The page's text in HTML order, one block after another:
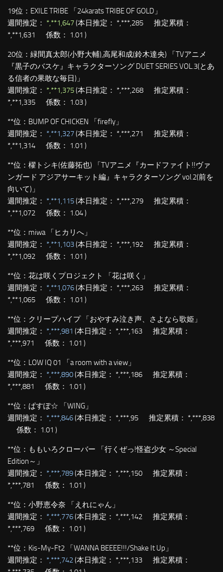
19位： EXILE TRIBE 「24karats TRIBE OF GOLD」
週間推定： *,**1,647(本日推定： *,***,285 推定累積：
*,**1,631 係数： 1.01 )
20位： 緑間真太郎(小野大輔),高尾和成(鈴木達央) 「TVアニメ
『黒子のバスケ』キャラクターソング DUET SERIES VOL.3(とあ
る信者の果敢な毎日)」
週間推定： *,**1,375(本日推定： *,***,268 推定累積：
*,**1,335 係数： 1.03 )
**位： BUMP OF CHICKEN 「firefly」
週間推定： *,**1,327(本日推定： *,***,271 推定累積：
*,**1,314 係数： 1.01 )
**位： 櫂トシキ(佐藤拓也) 「TVアニメ『カードファイト!!ヴァ
ンガード アジアサーキット編』キャラクターソング vol.2(前を
向いて)」
週間推定： *,**1,115(本日推定： *,***,279 推定累積：
*,**1,072 係数： 1.04 )
**位： miwa 「ヒカリへ」
週間推定： *,**1,103(本日推定： *,***,192 推定累積：
*,**1,092 係数： 1.01 )
**位： 花は咲くプロジェクト 「花は咲く」
週間推定： *,**1,076(本日推定： *,***,263 推定累積：
*,**1,065 係数： 1.01 )
**位： クリープハイプ 「おやすみ泣き声、さよなら歌姫」
週間推定： *,***,981 (本日推定： *,***,163 推定累積：
*,***,971 係数： 1.01 )
**位： LOW IQ 01 「a room with a view」
週間推定： *,***,890(本日推定： *,***,186 推定累積：
*,***,881 係数： 1.01 )
**位： ぱすぽ☆ 「WING」
週間推定： *,***,846(本日推定： *,***,95 推定累積： *,***,838
係数： 1.01 )
**位： ももいろクローバー 「行くぜっ!怪盗少女 ～Special
Edition～」
週間推定： *,***,789(本日推定： *,***,150 推定累積：
*,***,781 係数： 1.01 )
**位： 小野恵令奈 「えれにゃん」
週間推定： *,***,776(本日推定： *,***,142 推定累積：
*,***,769 係数： 1.01 )
**位： Kis-My-Ft2 「WANNA BEEEE!!!/Shake It Up」
週間推定： *,***,742(本日推定： *,***,133 推定累積：